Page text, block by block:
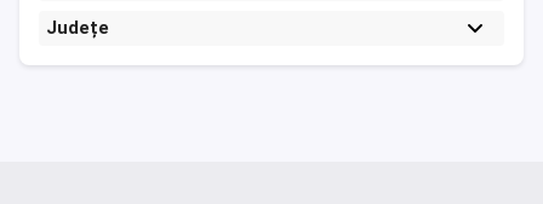
Județe